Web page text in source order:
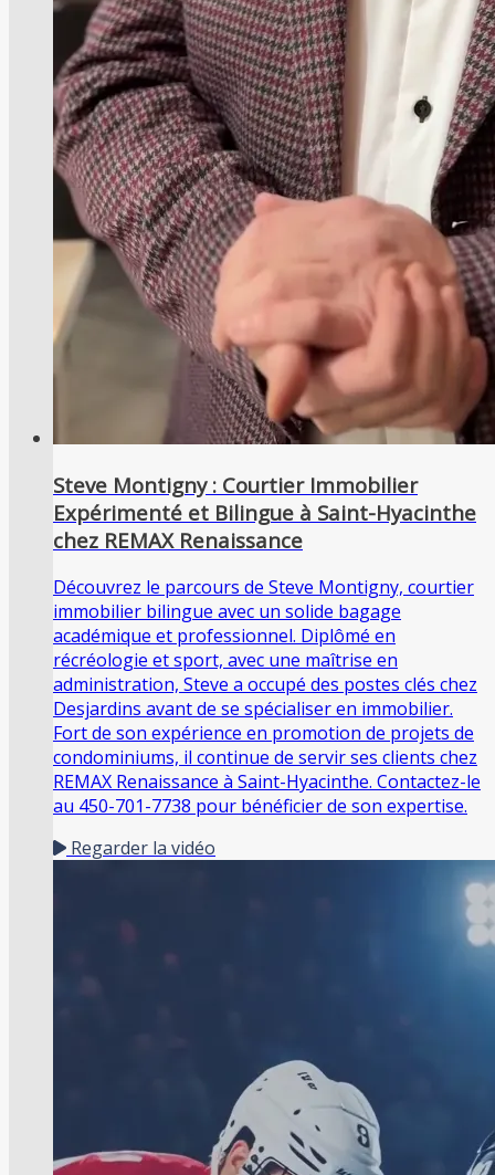
Steve Montigny : Courtier Immobilier
Expérimenté et Bilingue à Saint-Hyacinthe
chez REMAX Renaissance
Découvrez le parcours de Steve Montigny, courtier
immobilier bilingue avec un solide bagage
académique et professionnel. Diplômé en
récréologie et sport, avec une maîtrise en
administration, Steve a occupé des postes clés chez
Desjardins avant de se spécialiser en immobilier.
Fort de son expérience en promotion de projets de
condominiums, il continue de servir ses clients chez
REMAX Renaissance à Saint-Hyacinthe. Contactez-le
au 450-701-7738 pour bénéficier de son expertise.
Regarder la vidéo